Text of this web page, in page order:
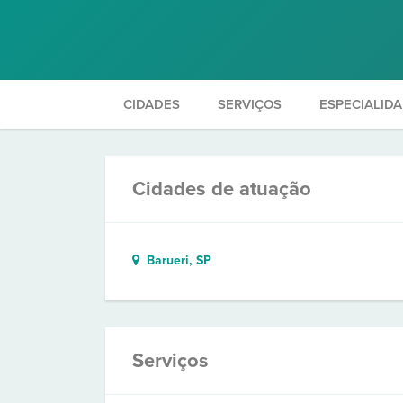
CIDADES SERVIÇOS
Cidades de atuação
Barueri, SP
Serviços